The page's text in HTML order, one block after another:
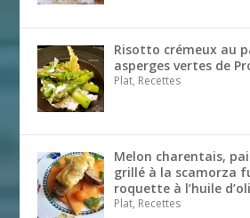
Risotto crémeux au
asperges vertes de
Plat, Recettes
Melon charentais,
grillé à la scamorza
roquette à l’huile
Plat, Recettes